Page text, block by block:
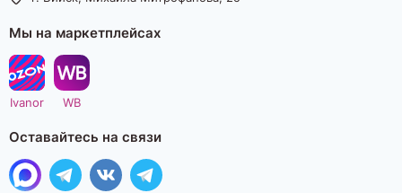
Мы на маркетплейсах
Ivanor WB
Оставайтесь на связи